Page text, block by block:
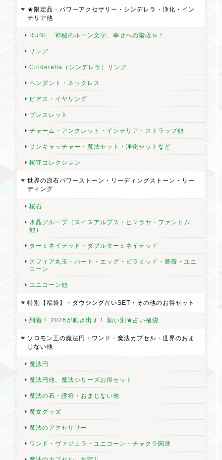
★限定品・パワーアクセサリー・シンデレラ・浄化・イン
テリア他
RUNE 神秘のルーン文字、幸せへの階段を！
リング
Cinderella（シンデレラ）リング
ペンダント・ネックレス
ピアス・イヤリング
ブレスレット
チャーム・アンクレット・インテリア・ストラップ他
サンキャッチャー・魔法セット・浄化セットなど
桜守コレクション
世界の原石パワーストーン・リーディングストーン・リー
ディング
桜石
水晶グループ（スイスアルプス・ヒマラヤ・ファントム
他）
ターミネイテッド・ダブルターミネイテッド
スフィア丸玉・ハート・エッグ・ピラミッド・薔薇・ユニ
コーン
ユニコーン他
特別【福袋】・ダウジング占いSET・その他のお得セット
到着！ 2026が動き出す！ 願い別★占い福袋
ソロモン王の魔法円・ワンド・魔法カプセル・世界のおま
じない他
魔法円
魔法円他、魔法シリーズお得セット
魔法の石・護符・おまじない他
魔女グッズ
魔法のアクセサリー
ワンド・ヴァジュラ・ユニコーン・チャクラ関連